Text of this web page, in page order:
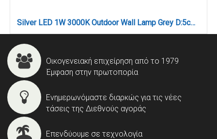
Silver LED 1W 3000K Outdoor Wall Lamp Grey D:5cmx7cm (80202430)
Οικογενειακή επιχείρηση από το 1979
Έμφαση στην πρωτοπορία
Ενημερωνόμαστε διαρκώς για τις νέες
τάσεις της Διεθνούς αγοράς
Επενδύουμε σε τεχνολογία